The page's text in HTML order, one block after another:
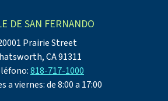
DE SAN FERNANDO
Prairie Street
CA 91311
818-717-1000
a viernes: de 8:00 a 17:00